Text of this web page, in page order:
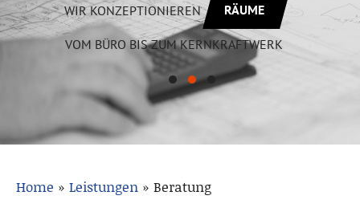
WIR KONZEPTIONIEREN RÄUME
VOM BÜRO BIS ZUM KERNKRAFTWERK
Home » Leistungen » Beratung